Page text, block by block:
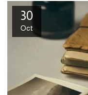
30
Oct